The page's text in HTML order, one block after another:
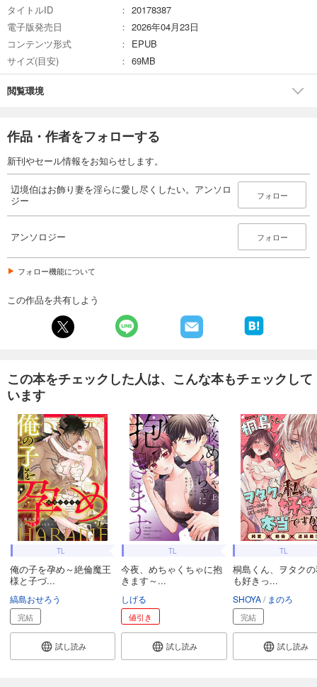
タイトルID
20178387
電子版発売日
2026年04月23日
コンテンツ形式
EPUB
サイズ(目安)
69MB
閲覧環境
作品・作者をフォローする
新刊やセール情報をお知らせします。
辺境伯はお飾り妻を淫らに愛し尽くしたい。アンソロ
ジー
フォロー
アンソロジー フォロー
フォロー機能について
この作品を共有しよう
この本をチェックした人は、こんな本もチェックして
います
TL
俺の子を孕め～絶倫魔王
様と子づ...
縞島おせろう
完結
試し読み
TL
今夜、めちゃくちゃに抱
きます～...
しげる
値引き
試し読み
TL
桐島くん、ヲタク
も好きっ...
SHOYA まのろ
完結
試し読み